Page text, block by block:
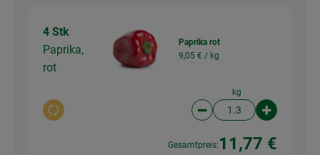
4 Stk
Paprika,
rot
Auswahl ändern
Paprika rot
9,05 € / kg
kg
Artikelanzahl
Gesamtpreis: 11,77 €